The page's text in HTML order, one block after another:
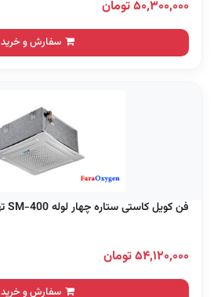
۵۰,۳۰۰,۰۰۰ تومان
سفارش و خرید
فن کویل کاستی ستاره چهار لوله SM-400 تهویه
۵۴,۱۲۰,۰۰۰ تومان
سفارش و خرید